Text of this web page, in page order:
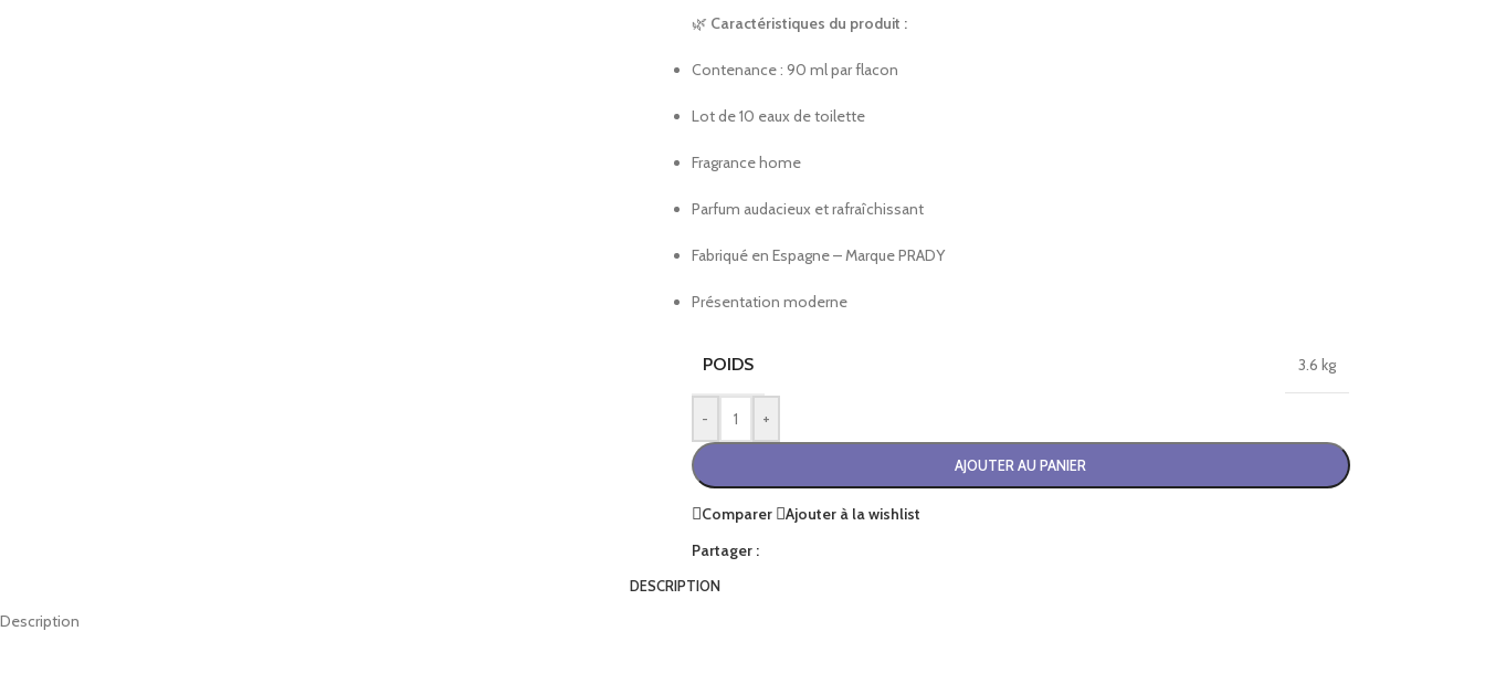
🌿 Caractéristiques du produit :
Contenance : 90 ml par flacon
Lot de 10 eaux de toilette
Fragrance home
Parfum audacieux et rafraîchissant
Fabriqué en Espagne – Marque PRADY
Présentation moderne
POIDS 3.6 kg
- +
AJOUTER AU PANIER
Comparer
Ajouter à la wishlist
Partager :
DESCRIPTION
Description